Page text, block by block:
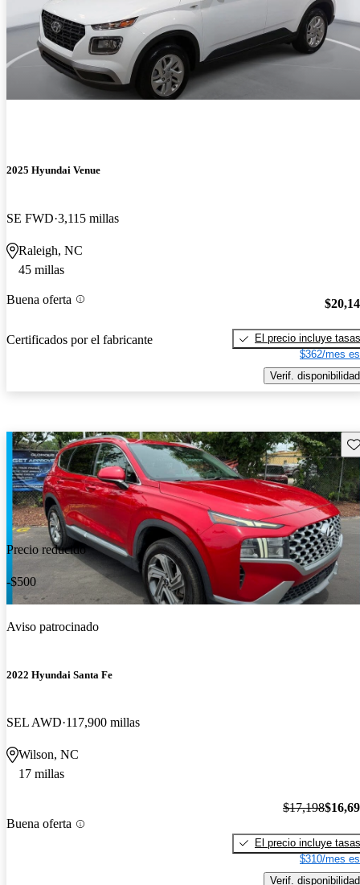
2025 Hyundai Venue
SE FWD 3,115 millas
Raleigh, NC
45 millas
Buena oferta
Certificados por el fabricante
El precio incluye tasas
$362/mes
Verif. disponibilidad
Precio reducido
-$500
Aviso patrocinado
2022 Hyundai Santa Fe
SEL AWD 117,900 millas
Wilson, NC
17 millas
Buena oferta
$17,198
El precio incluye tasas
$310/mes
Verif. disponibilidad